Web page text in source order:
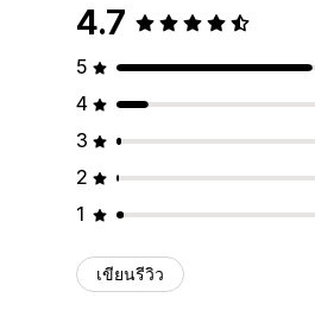
4.7
5
4
3
2
1
เขียนรีวิว